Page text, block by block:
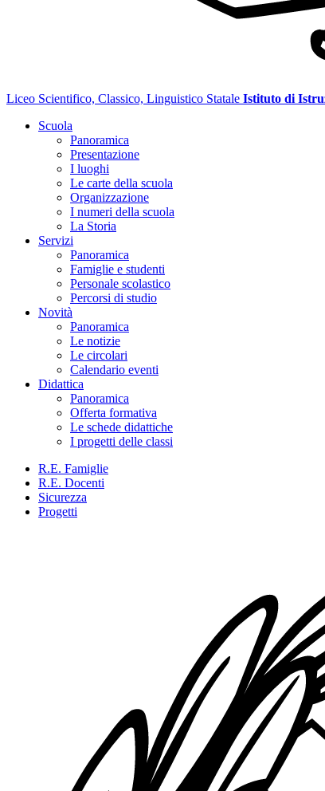
Liceo Scientifico, Classico, Linguistico Statale Istituto di
Scuola
Panoramica
Presentazione
I luoghi
Le carte della scuola
Organizzazione
I numeri della scuola
La Storia
Servizi
Panoramica
Famiglie e studenti
Personale scolastico
Percorsi di studio
Novità
Panoramica
Le notizie
Le circolari
Calendario eventi
Didattica
Panoramica
Offerta formativa
Le schede didattiche
I progetti delle classi
R.E. Famiglie
R.E. Docenti
Sicurezza
Progetti